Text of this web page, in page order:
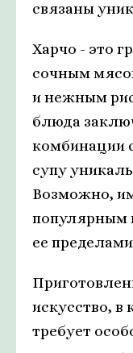
связаны
Харчо - это
сочным
и нежным
блюда
комбинации
супу
Возможно,
популярным
ее
искусство,
требует